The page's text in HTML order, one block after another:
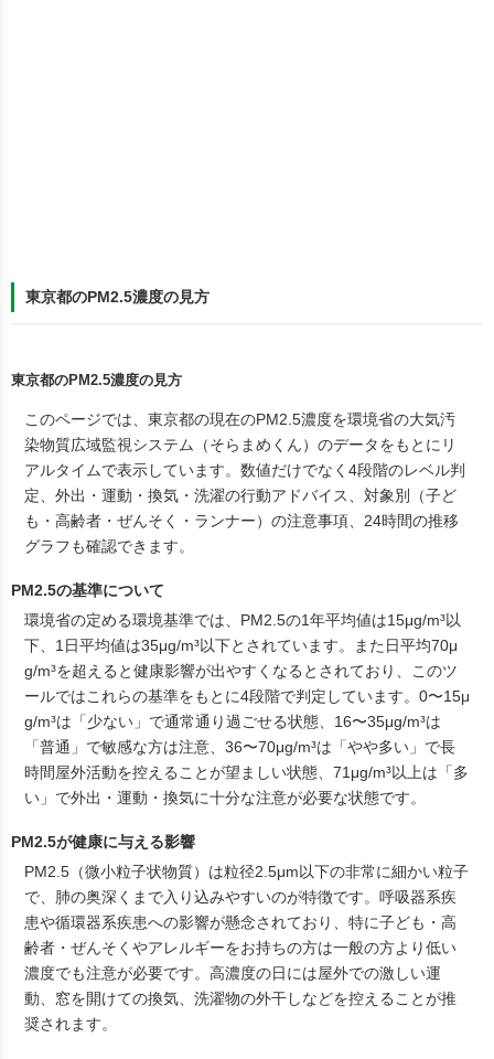
東京都のPM2.5濃度の見方
東京都のPM2.5濃度の見方
このページでは、東京都の現在のPM2.5濃度を環境省の大気汚
染物質広域監視システム（そらまめくん）のデータをもとにリ
アルタイムで表示しています。数値だけでなく4段階のレベル判
定、外出・運動・換気・洗濯の行動アドバイス、対象別（子ど
も・高齢者・ぜんそく・ランナー）の注意事項、24時間の推移
グラフも確認できます。
PM2.5の基準について
環境省の定める環境基準では、PM2.5の1年平均値は15μg/m³以
下、1日平均値は35μg/m³以下とされています。また日平均70μ
g/m³を超えると健康影響が出やすくなるとされており、このツ
ールではこれらの基準をもとに4段階で判定しています。0〜15μ
g/m³は「少ない」で通常通り過ごせる状態、16〜35μg/m³は
「普通」で敏感な方は注意、36〜70μg/m³は「やや多い」で長
時間屋外活動を控えることが望ましい状態、71μg/m³以上は「多
い」で外出・運動・換気に十分な注意が必要な状態です。
PM2.5が健康に与える影響
PM2.5（微小粒子状物質）は粒径2.5μm以下の非常に細かい粒子
で、肺の奥深くまで入り込みやすいのが特徴です。呼吸器系疾
患や循環器系疾患への影響が懸念されており、特に子ども・高
齢者・ぜんそくやアレルギーをお持ちの方は一般の方より低い
濃度でも注意が必要です。高濃度の日には屋外での激しい運
動、窓を開けての換気、洗濯物の外干しなどを控えることが推
奨されます。